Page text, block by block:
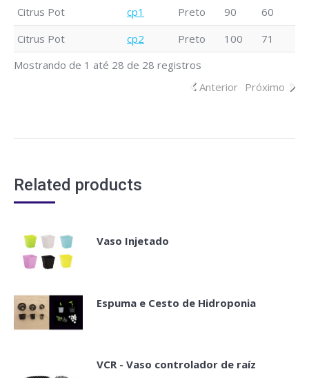
Citrus Pot
cp1 Preto 90 60
Citrus Pot
cp2 Preto 100 71
Mostrando de 1 até 28 de 28 registros
Anterior Próximo
Related products
Vaso Injetado
Espuma e Cesto de Hidroponia
VCR - Vaso controlador de raíz